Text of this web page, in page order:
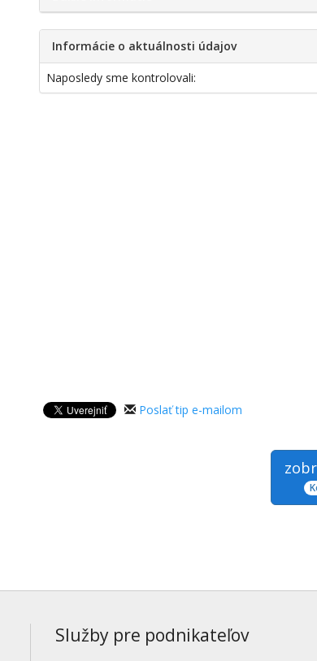
Informácie o aktuálnosti údajov
Naposledy sme kontrolovali:
Poslať tip e-mailom
Služby pre podnikateľov